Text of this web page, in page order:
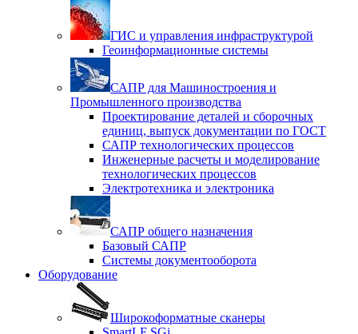
ГИС и управления инфраструктурой
Геоинформационные системы
САПР для Машиностроения и
Промышленного производства
Проектирование деталей и сборочных
единиц, выпуск документации по ГОСТ
САПР технологических процессов
Инженерные расчеты и моделирование
технологических процессов
Электротехника и электроника
САПР общего назначения
Базовый САПР
Системы документооборота
Оборудование
Широкоформатные сканеры